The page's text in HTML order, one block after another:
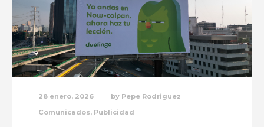
28 enero, 2026 by Pepe Rodriguez
Comunicados, Publicidad